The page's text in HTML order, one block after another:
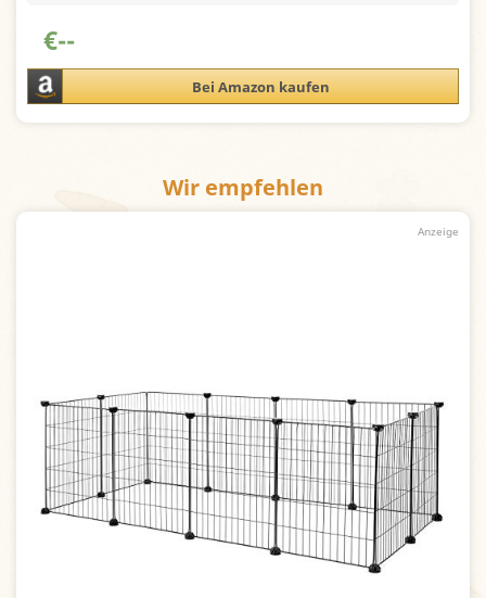
Wir empfehlen
€--
Bei Amazon kaufen